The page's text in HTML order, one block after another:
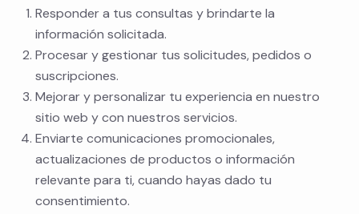
Responder a tus consultas y brindarte la
información solicitada.
Procesar y gestionar tus solicitudes, pedidos o
suscripciones.
Mejorar y personalizar tu experiencia en nuestro
sitio web y con nuestros servicios.
Enviarte comunicaciones promocionales,
actualizaciones de productos o información
relevante para ti, cuando hayas dado tu
consentimiento.